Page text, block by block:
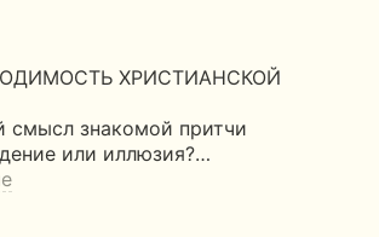
ХРИСТИАНСКОЙ
знакомой притчи
или иллюзия?…